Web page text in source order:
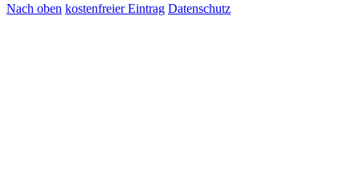
Nach oben kostenfreier Eintrag Datenschutz